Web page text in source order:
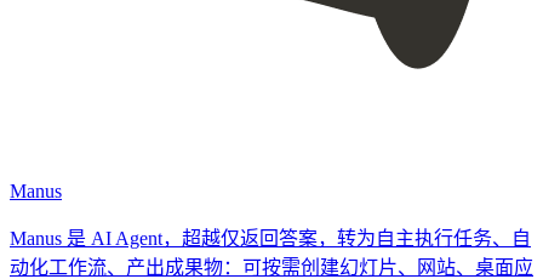
Manus
Manus 是 AI Agent，超越仅返回答案，转为自主执行任务、自
动化工作流、产出成果物：可按需创建幻灯片、网站、桌面应